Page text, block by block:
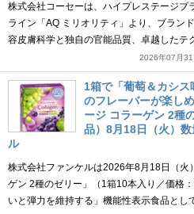
株式会社コーセーは、ハイプレステージブ
ライン「AQ ミリオリティ」より、ブラン
容皮膚科学と独自の官能品質、卓越した
2026年07月
1箱で「葡萄＆カシ
のフレーバーが楽し
ージ コラーゲン 2種
品）8月18日（火）
ル
株式会社ファンケルは2026年8月18日（火
ゲン 2種のゼリー」（1箱10本入り／価格
いと弾力を維持する」機能性表示食品と